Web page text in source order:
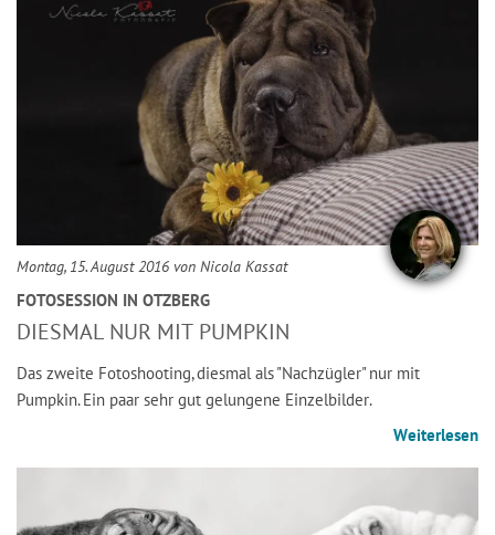
Montag, 15. August 2016 von Nicola Kassat
FOTOSESSION IN OTZBERG
DIESMAL NUR MIT PUMPKIN
Das zweite Fotoshooting, diesmal als "Nachzügler" nur mit
Pumpkin. Ein paar sehr gut gelungene Einzelbilder.
Weiterlesen